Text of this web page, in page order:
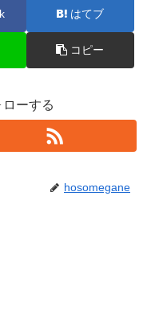
はてブ
コピー
ーする
hosomegane